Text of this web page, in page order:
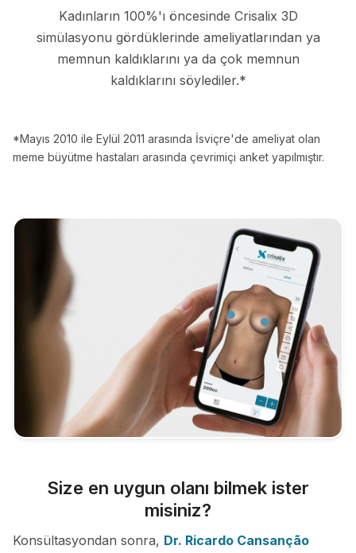
Kadınların 100%'ı öncesinde Crisalix 3D
simülasyonu gördüklerinde ameliyatlarından ya
memnun kaldıklarını ya da çok memnun
kaldıklarını söylediler.*
*Mayıs 2010 ile Eylül 2011 arasında İsviçre'de ameliyat olan
meme büyütme hastaları arasında çevrimiçi anket yapılmıştır.
Size en uygun olanı bilmek ister
misiniz?
Konsültasyondan sonra, Dr. Ricardo Cansanção